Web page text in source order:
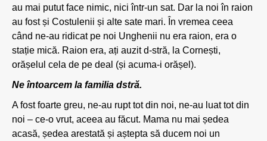
au mai putut face nimic, nici într-un sat. Dar la noi în raion
au fost și Costulenii și alte sate mari. În vremea ceea
când ne-au ridicat pe noi Unghenii nu era raion, era o
stație mică. Raion era, ați auzit d-stră, la Cornești,
orășelul cela de pe deal (și acuma-i orășel).
Ne întoarcem la familia dstră.
A fost foarte greu, ne-au rupt tot din noi, ne-au luat tot din
noi – ce-o vrut, aceea au făcut. Mama nu mai ședea
acasă, ședea arestată și aștepta să ducem noi un